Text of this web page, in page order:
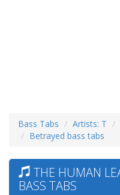
Bass Tabs Artists: T
Betrayed bass tabs
THE HUMAN
BASS TABS